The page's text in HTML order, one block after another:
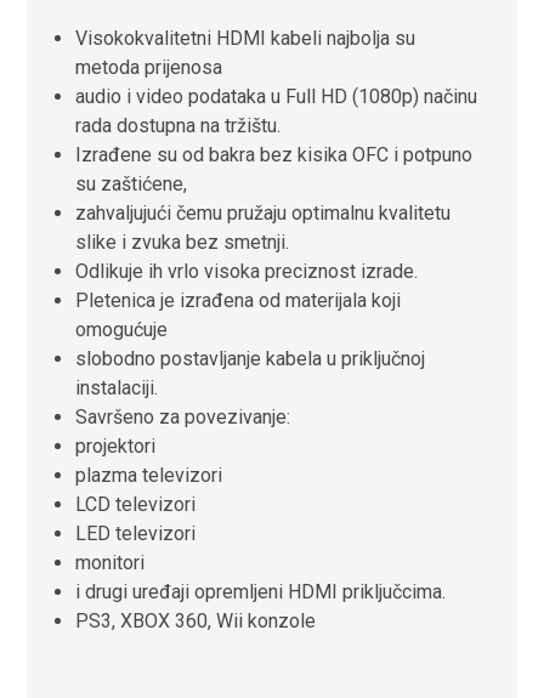
Visokokvalitetni HDMI kabeli najbolja su
metoda prijenosa
audio i video podataka u Full HD (1080p) načinu
rada dostupna na tržištu.
Izrađene su od bakra bez kisika OFC i potpuno
su zaštićene,
zahvaljujući čemu pružaju optimalnu kvalitetu
slike i zvuka bez smetnji.
Odlikuje ih vrlo visoka preciznost izrade.
Pletenica je izrađena od materijala koji
omogućuje
slobodno postavljanje kabela u priključnoj
instalaciji.
Savršeno za povezivanje:
projektori
plazma televizori
LCD televizori
LED televizori
monitori
i drugi uređaji opremljeni HDMI priključcima.
PS3, XBOX 360, Wii konzole